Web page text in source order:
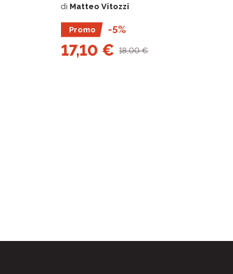
di Matteo Vitozzi
Promo -5%
17,10 € 18,00 €